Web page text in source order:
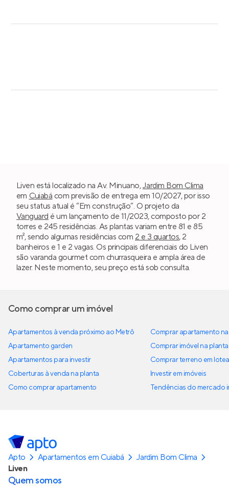
Liven está localizado na Av. Minuano,Jardim Bom Clima
em Cuiabá com previsão de entrega em 10/2027, por isso
seu status atual é “Em construção”. O projeto da
Vanguard é um lançamento de 11/2023, composto por 2
torres e 245 residências. As plantas variam entre 81 e 85
m², sendo algumas residências com 2 e 3 quartos, 2
banheiros e 1 e 2 vagas. Os principais diferenciais do Liven
são varanda gourmet com churrasqueira e ampla área de
lazer. Neste momento, seu preço está sob consulta.
Como comprar um imóvel
Apartamentos à venda próximo ao Metrô
Apartamento garden
Apartamentos para investir
Coberturas à venda na planta
Como comprar apartamento
Comprar apartamento
Comprar imóvel na planta
Comprar terreno em
Investir em imóveis
Tendências do mercado
Apto Apartamentos em Cuiabá
Jardim Bom Clima
Liven
Quem somos